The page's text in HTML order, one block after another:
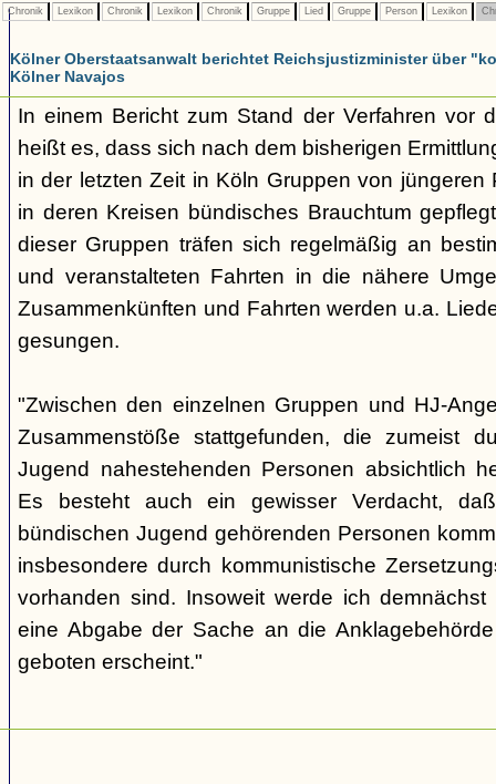
Chronik Lexikon Chronik Lexikon Chronik Gruppe Lied Gruppe Person Lexikon
Kölner Oberstaatsanwalt berichtet Reichsjustizminister über
Kölner Navajos
In einem Bericht zum Stand der Verfahren vor
heißt es, dass sich nach dem bisherigen
in der letzten Zeit in Köln Gruppen von jüngeren
in deren Kreisen bündisches Brauchtum
dieser Gruppen träfen sich regelmäßig an
und veranstalteten Fahrten in die nähere
Zusammenkünften und Fahrten werden u.a.
gesungen.
"Zwischen den einzelnen Gruppen und HJ-
Zusammenstöße stattgefunden, die zumeist
Jugend nahestehenden Personen absichtlich
Es besteht auch ein gewisser Verdacht,
bündischen Jugend gehörenden Personen
insbesondere durch kommunistische
vorhanden sind. Insoweit werde ich
eine Abgabe der Sache an die
geboten erscheint."